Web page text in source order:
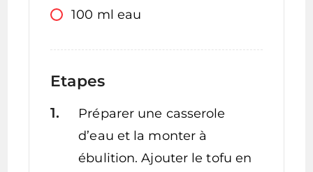
100 ml eau
Etapes
Préparer une casserole
d’eau et la monter à
ébulition. Ajouter le tofu en